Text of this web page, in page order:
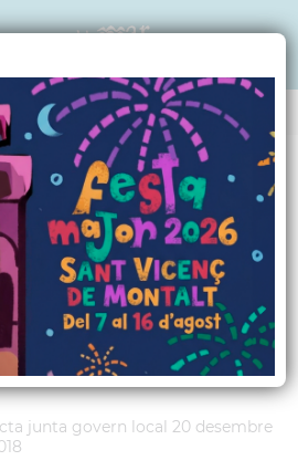
LOCAL
Local 2018
junta govern local 20 desembre